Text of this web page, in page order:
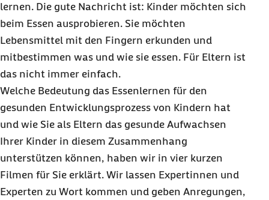
lernen. Die gute Nachricht ist: Kinder möchten sich
beim Essen ausprobieren. Sie möchten
Lebensmittel mit den Fingern erkunden und
mitbestimmen was und wie sie essen. Für Eltern ist
das nicht immer einfach.
Welche Bedeutung das Essenlernen für den
gesunden Entwicklungsprozess von Kindern hat
und wie Sie als Eltern das gesunde Aufwachsen
Ihrer Kinder in diesem Zusammenhang
unterstützen können, haben wir in vier kurzen
Filmen für Sie erklärt. Wir lassen Expertinnen und
Experten zu Wort kommen und geben Anregungen,